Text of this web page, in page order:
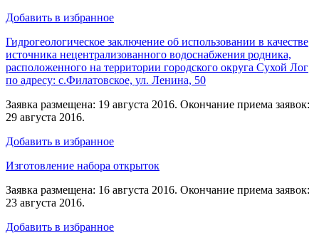
Добавить в избранное
Гидрогеологическое заключение об использовании в качестве
источника нецентрализованного водоснабжения родника,
расположенного на территории городского округа Сухой Лог
по адресу: с.Филатовское, ул. Ленина, 50
Заявка размещена: 19 августа 2016. Окончание приема заявок:
29 августа 2016.
Добавить в избранное
Изготовление набора открыток
Заявка размещена: 16 августа 2016. Окончание приема заявок:
23 августа 2016.
Добавить в избранное